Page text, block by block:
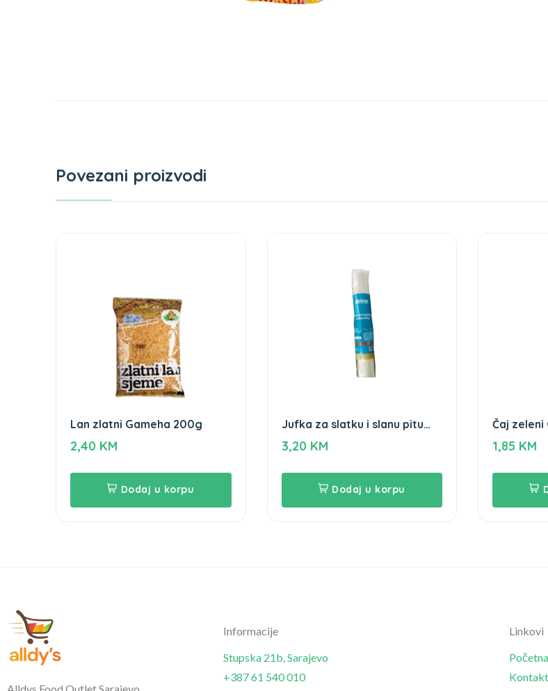
Povezani proizvodi
Lan zlatni Gameha 200g
2,40 KM
Dodaj u korpu
Jufka za slatku i slanu pitu
Drina 500gr
3,20 KM
Dodaj u korpu
Čaj zeleni
1,85 KM
Informacije
Stupska 21b, Sarajevo
+387 61 540 010
Linkovi
Početna
Kontakt